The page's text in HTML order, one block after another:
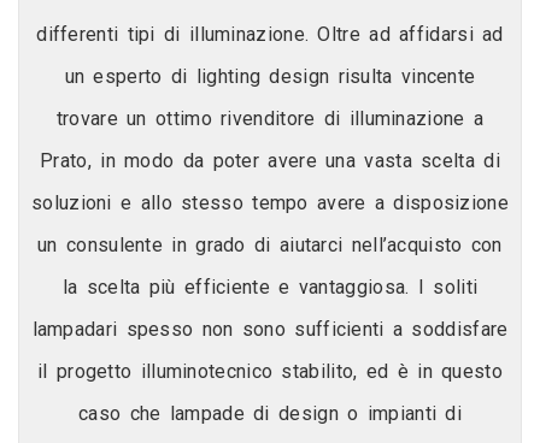
differenti tipi di illuminazione. Oltre ad affidarsi ad
un esperto di lighting design risulta vincente
trovare un ottimo rivenditore di illuminazione a
Prato, in modo da poter avere una vasta scelta di
soluzioni e allo stesso tempo avere a disposizione
un consulente in grado di aiutarci nell’acquisto con
la scelta più efficiente e vantaggiosa. I soliti
lampadari spesso non sono sufficienti a soddisfare
il progetto illuminotecnico stabilito, ed è in questo
caso che lampade di design o impianti di